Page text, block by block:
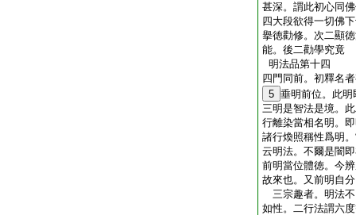
甚深。謂此初心同
四大段欲得一切佛
擧徳勸修。次二顯
能。後二勸學究竟
明法品第十四
四門同前。初釋名
5 垂明前位。此
三明是智法是境。
行離染當相名明。
諸行煥照稱性爲明
云明法。不爾是闇
前明當位體徳。今
故來也。又前明自
三宗趣者。明法
如性。二行法謂六